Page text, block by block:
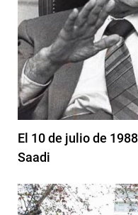
El 10 de julio de
Saadi